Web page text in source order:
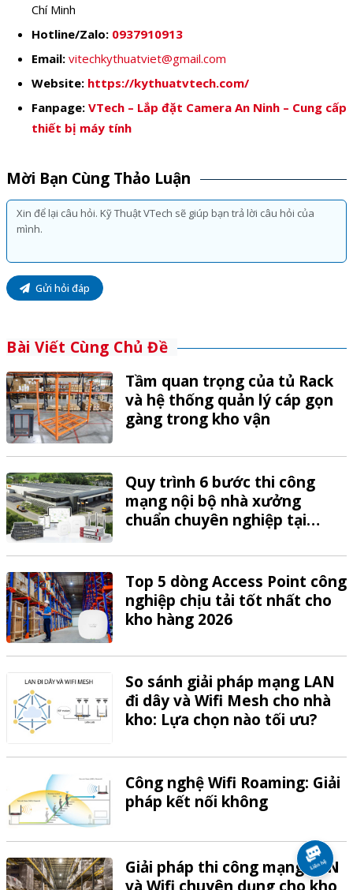
Chí Minh
Hotline/Zalo: 0937910913
Email: vitechkythuatviet@gmail.com
Website: https://kythuatvtech.com/
Fanpage: VTech – Lắp đặt Camera An Ninh – Cung cấp
thiết bị máy tính
Mời Bạn Cùng Thảo Luận
Gửi hỏi đáp
Bài Viết Cùng Chủ Đề
Tầm quan trọng của tủ Rack
và hệ thống quản lý cáp gọn
gàng trong kho vận
Quy trình 6 bước thi công
mạng nội bộ nhà xưởng
chuẩn chuyên nghiệp tại
Top 5 dòng Access Point công
nghiệp chịu tải tốt nhất cho
kho hàng 2026
So sánh giải pháp mạng LAN
đi dây và Wifi Mesh cho nhà
kho: Lựa chọn nào tối ưu?
Công nghệ Wifi Roaming: Giải
pháp kết nối không
Giải pháp thi công mạng LAN